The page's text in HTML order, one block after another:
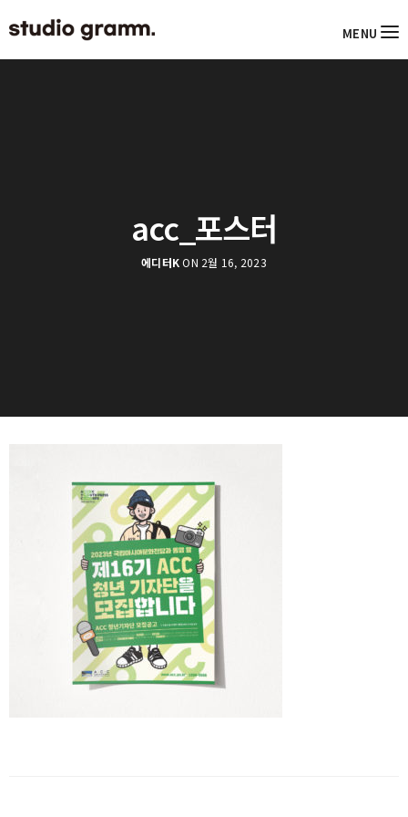
MENU
acc_포스터
에디터KON 2월 16, 2023